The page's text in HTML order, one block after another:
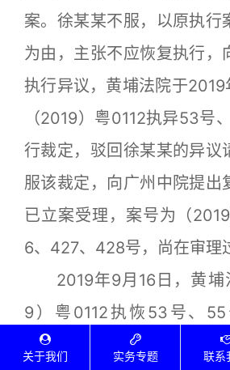
案。徐某某不服，以原执行
为由，主张不应恢复执行，
执行异议，黄埔法院于
（2019）粤0112执异53号
行裁定，驳回徐某某的异议
服该裁定，向广州中院提出
已立案受理，案号为（
6、427、428号，尚在审理
2019年9月16日，黄埔
9）粤0112执恢53号、
书》，通知博恩公司、徐某
关于我们 实务专题 联系